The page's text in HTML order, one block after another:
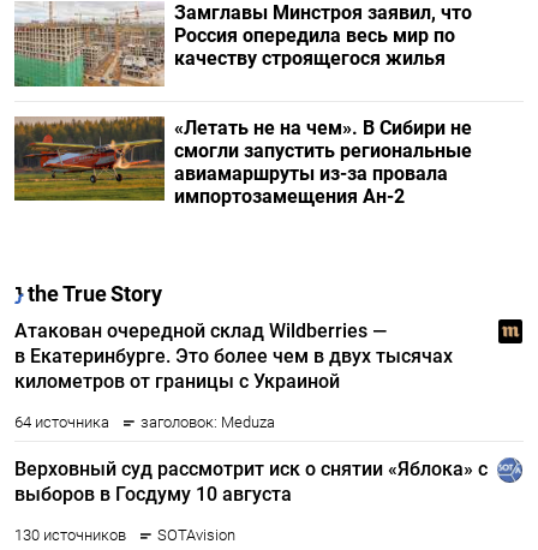
Замглавы Минстроя заявил, что
Россия опередила весь мир по
качеству строящегося жилья
«Летать не на чем». В Сибири не
смогли запустить региональные
авиамаршруты из-за провала
импортозамещения Ан-2